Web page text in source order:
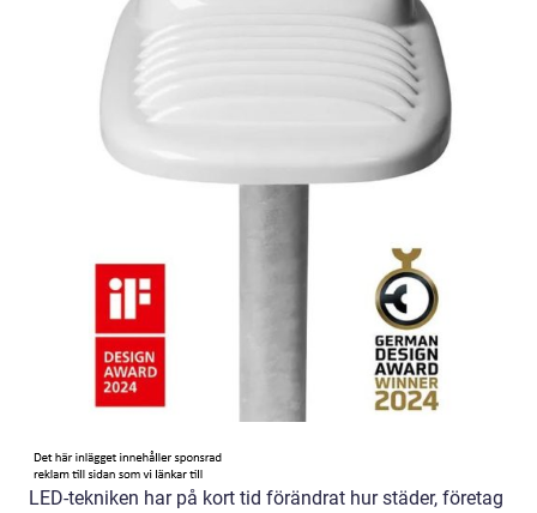
LED-tekniken har på kort tid förändrat hur städer, företag